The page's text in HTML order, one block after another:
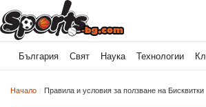
България Свят Наука Технологии
Начало Правила и условия за ползване на Бисквитки